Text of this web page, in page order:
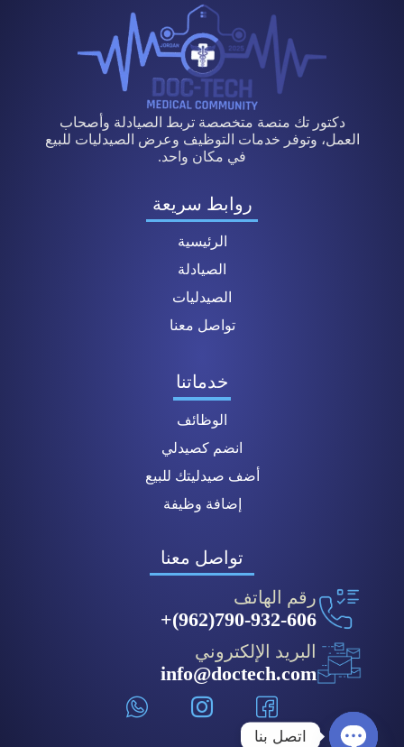
دكتور تك منصة متخصصة تربط الصيادلة وأصحاب
العمل، وتوفر خدمات التوظيف وعرض الصيدليات للبيع
في مكان واحد.
روابط سريعة
الرئيسية
الصيادلة
الصيدليات
تواصل معنا
خدماتنا
الوظائف
انضم كصيدلي
أضف صيدليتك للبيع
إضافة وظيفة
تواصل معنا
رقم الهاتف
790-932-606(962)+
البريد الإلكتروني
info@doctech.com
اتصل بنا